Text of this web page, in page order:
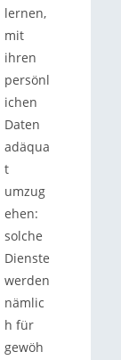
lernen,
mit
ihren
persönl
ichen
Daten
adäqua
t
umzug
ehen:
solche
Dienste
werden
nämlic
h für
gewöh